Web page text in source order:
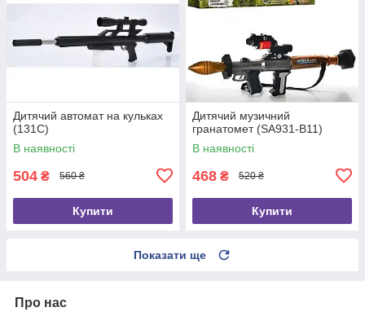
Дитячий автомат на кульках
(131C)
В наявності
504 ₴ 560 ₴
Купити
Дитячий музичний
гранатомет (SA931-B11)
В наявності
468 ₴ 520 ₴
Купити
Показати ще
Про нас